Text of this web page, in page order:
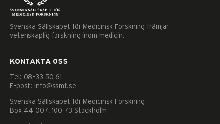
Svenska Sällskapet för Medicinsk Forskning främjar
vetenskaplig forskning inom medicin.
KONTAKTA OSS
Tel: 08–33 50 61
E-post: info@ssmf.se
Svenska Sällskapet för Medicinsk Forskning
Box 44 007, 100 73 Stockholm